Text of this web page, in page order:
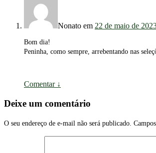
Nonato em 22 de maio de
Bom dia!
Peninha, como sempre, arrebentando nas
Comentar ↓
Deixe um comentário
O seu endereço de e-mail não será publicado.